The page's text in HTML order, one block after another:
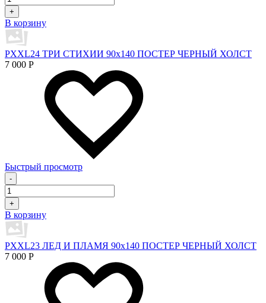
+
В корзину
PXXL24 ТРИ СТИХИИ 90x140 ПОСТЕР ЧЕРНЫЙ ХОЛСТ
7 000 Р
Быстрый просмотр
-
+
В корзину
PXXL23 ЛЕД И ПЛАМЯ 90x140 ПОСТЕР ЧЕРНЫЙ ХОЛСТ
7 000 Р